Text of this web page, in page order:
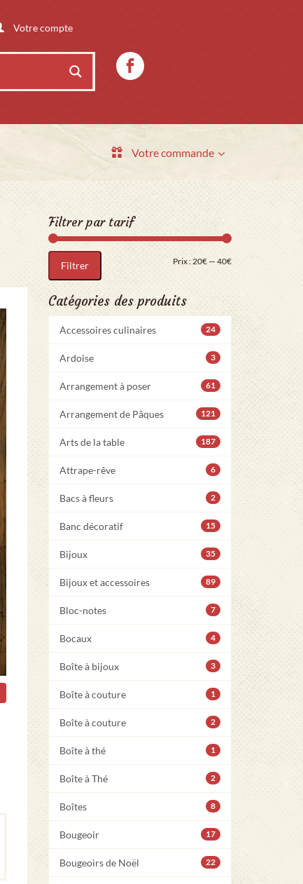
Votre compte
Votre commande
Filtrer par tarif
Prix min
Prix max
Filtrer Prix :20€ — 40€
Catégories des produits
Accessoires culinaires 24
Ardoise 3
Arrangement à poser 61
Arrangement de Pâques 121
Arts de la table 187
Attrape-rêve 6
Bacs à fleurs 2
Banc décoratif 15
Bijoux 35
Bijoux et accessoires 89
Bloc-notes 7
Bocaux 4
Boîte à bijoux 3
Boîte à couture 1
Boîte à couture 2
Boîte à thé 1
Boîte à Thé 2
Boîtes 8
Bougeoir 17
Bougeoirs de Noël 22